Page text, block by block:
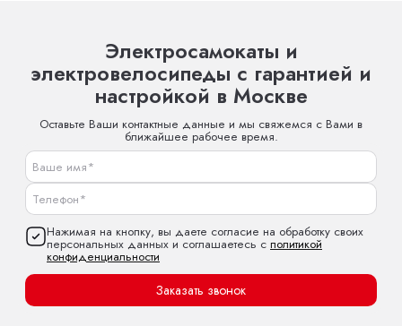
Электросамокаты и
электровелосипеды с гарантией и
настройкой в Москве
Оставьте Ваши контактные данные и мы свяжемся с Вами в
ближайшее рабочее время.
Нажимая на кнопку, вы даете согласие на обработку своих
персональных данных и соглашаетесь с политикой
конфиденциальности
Заказать звонок